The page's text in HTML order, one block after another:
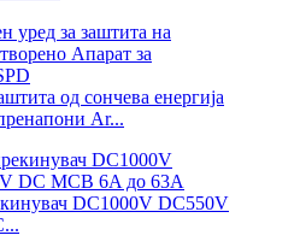
од сончева енергија
Ar...
DC1000V DC550V